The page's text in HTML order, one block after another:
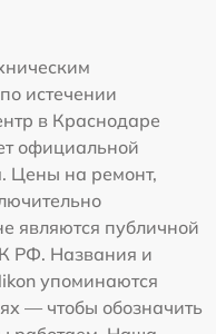
истечении
в Краснодаре
официальной
Цены на ремонт,
являются публичной
РФ. Названия и
упоминаются
— чтобы обозначить